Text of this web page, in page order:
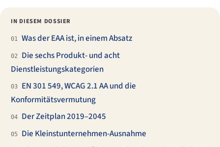
IN DIESEM DOSSIER
01 Was der EAA ist, in einem Absatz
02
Die sechs Produkt- und acht
Dienstleistungskategorien
03 EN 301 549, WCAG 2.1 AA und die
Konformitätsvermutung
04 Der Zeitplan 2019–2045
05 Die Kleinstunternehmen-Ausnahme